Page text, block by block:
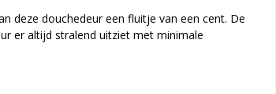
deze douchedeur een fluitje van een cent. De
er altijd stralend uitziet met minimale